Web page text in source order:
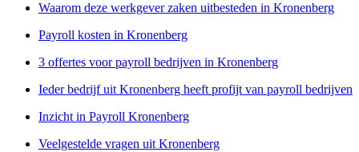
Waarom deze werkgever zaken uitbesteden in Kronenberg
Payroll kosten in Kronenberg
3 offertes voor payroll bedrijven in Kronenberg
Ieder bedrijf uit Kronenberg heeft profijt van payroll bedrijven
Inzicht in Payroll Kronenberg
Veelgestelde vragen uit Kronenberg